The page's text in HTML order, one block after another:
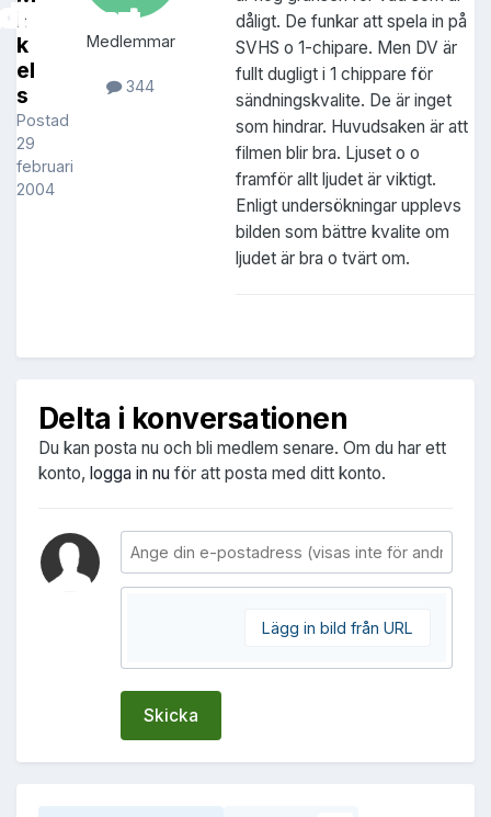
ic
k
el
s
Postad
29
februari
2004
Medlemmar
344
dåligt. De funkar att spela in på
SVHS o 1-chipare. Men DV är
fullt dugligt i 1 chippare för
sändningskvalite. De är inget
som hindrar. Huvudsaken är att
filmen blir bra. Ljuset o o
framför allt ljudet är viktigt.
Enligt undersökningar upplevs
bilden som bättre kvalite om
ljudet är bra o tvärt om.
Delta i konversationen
Du kan posta nu och bli medlem senare. Om du har ett
konto, logga in nu för att posta med ditt konto.
Lägg in bild från URL
Skicka